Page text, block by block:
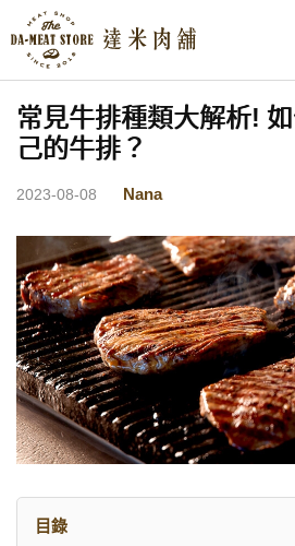
常見牛排種類大解析!
己的牛排？
2023-08-08 Nana
目錄